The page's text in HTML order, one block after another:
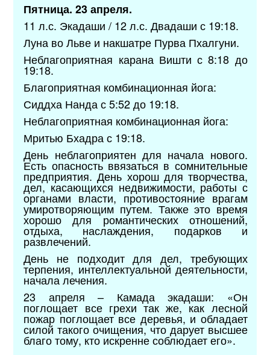
Пятница. 23 апреля.
11 л.с. Экадаши / 12 л.с. Двадаши с 19:18.
Луна во Льве и накшатре Пурва Пхалгуни.
Неблагоприятная карана Вишти с 8:18 до
19:18.
Благоприятная комбинационная йога:
Сиддха Нанда с 5:52 до 19:18.
Неблагоприятная комбинационная йога:
Мритью Бхадра с 19:18.
День неблагоприятен для начала нового.
Есть опасность ввязаться в сомнительные
предприятия. День хорош для творчества,
дел, касающихся недвижимости, работы с
органами власти, противостояние врагам
умиротворяющим путем. Также это время
хорошо для романтических отношений,
отдыха, наслаждения, подарков и
развлечений.
День не подходит для дел, требующих
терпения, интеллектуальной деятельности,
начала лечения.
23 апреля – Камада экадаши: «Он
поглощает все грехи так же, как лесной
пожар поглощает все деревья, и обладает
силой такого очищения, что дарует высшее
благо тому, кто искренне соблюдает его».